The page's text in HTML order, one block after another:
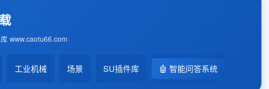
www.caotu66.com
工业机械 场景 SU插件库 🤖 智能问答系统